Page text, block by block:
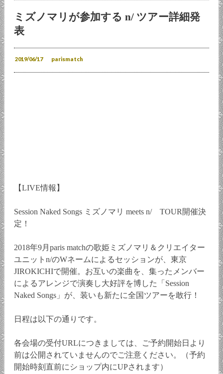
ミズノマリが参加する n/ ツアー詳細発
表
2019/06/17 parismatch
【LIVE情報】
Session Naked Songs ミズノマリ meets n/ TOUR開催決
定！
2018年9月paris matchの歌姫ミズノマリ＆クリエイター
ユニットn/のWネームによるセッションが、東京
JIROKICHIで開催。お互いの楽曲を、集ったメンバー
によるアレンジで演奏し大好評を博した「Session
Naked Songs」が、装いも新たに全国ツアーを敢行！
日程は以下の通りです。
各会場の受付URLにつきましては、ご予約開始日より
前は公開されていませんのでご注意ください。（予約
開始時刻直前にショップ内にUPされます）